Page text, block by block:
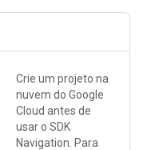
Crie um projeto na
nuvem do Google
Cloud antes de
usar o SDK
Navigation. Para